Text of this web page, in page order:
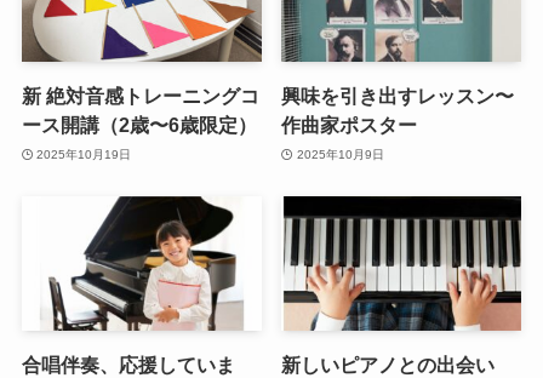
新 絶対音感トレーニングコ
ース開講（2歳〜6歳限定）
2025年10月19日
興味を引き出すレッスン〜
作曲家ポスター
2025年10月9日
合唱伴奏、応援していま
新しいピアノとの出会い